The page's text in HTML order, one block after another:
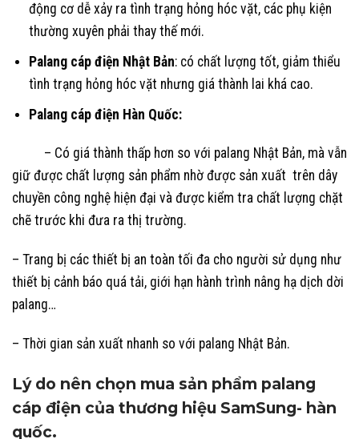
động cơ dễ xảy ra tình trạng hỏng hóc vặt, các phụ kiện
thường xuyên phải thay thế mới.
Palang cáp điện Nhật Bản: có chất lượng tốt, giảm thiểu
tình trạng hỏng hóc vặt nhưng giá thành lai khá cao.
Palang cáp điện Hàn Quốc:
– Có giá thành thấp hơn so với palang Nhật Bản, mà vẫn
giữ được chất lượng sản phẩm nhờ được sản xuất trên dây
chuyền công nghệ hiện đại và được kiểm tra chất lượng chặt
chẽ trước khi đưa ra thị trường.
– Trang bị các thiết bị an toàn tối đa cho người sử dụng như
thiết bị cảnh báo quá tải, giới hạn hành trình nâng hạ dịch dời
palang…
– Thời gian sản xuất nhanh so với palang Nhật Bản.
Lý do nên chọn mua sản phẩm palang
cáp điện của thương hiệu SamSung- hàn
quốc.